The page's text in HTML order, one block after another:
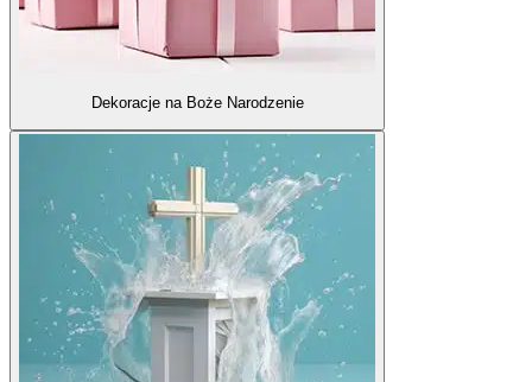
Dekoracje na Boże Narodzenie